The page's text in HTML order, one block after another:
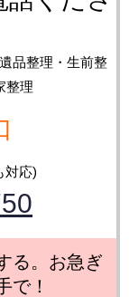
品整理・生前整
整理
対応)
る。お急ぎ
で！